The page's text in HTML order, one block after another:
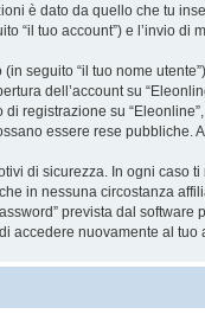
è dato da quello che tu
“il tuo account”) e l’invio
seguito “il tuo nome
dell’account su
registrazione su
essere rese pubbliche.
di sicurezza. In ogni caso
in nessuna circostanza
prevista dal
accedere nuovamente al tuo